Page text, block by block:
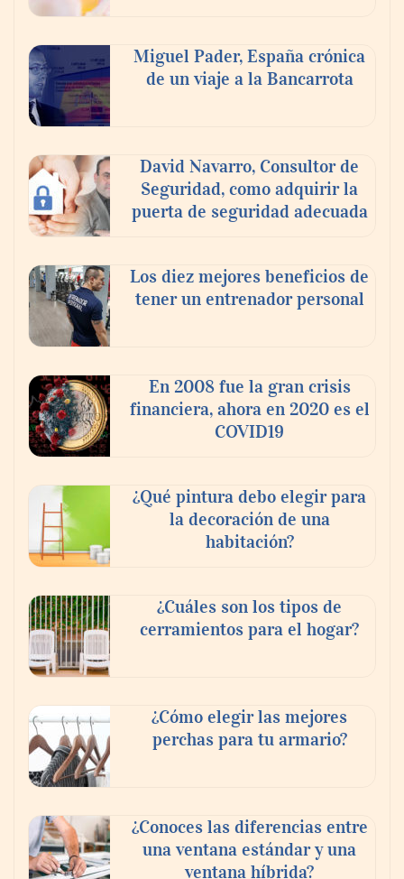
La Red invita a descubrir el Medievo
corriendo
Theriva™ Biologics anuncia que se ha
administrado la primera dosis a un
paciente en el ensayo clínico VIRAGE2 de
Fase IIa
Miguel Pader, España crónica
de un viaje a la Bancarrota
David Navarro, Consultor de
Seguridad, como adquirir la
puerta de seguridad adecuada
Los diez mejores beneficios de
tener un entrenador personal
En 2008 fue la gran crisis
financiera, ahora en 2020 es el
COVID19
¿Qué pintura debo elegir para
la decoración de una
habitación?
¿Cuáles son los tipos de
cerramientos para el hogar?
¿Cómo elegir las mejores
perchas para tu armario?
¿Conoces las diferencias entre
una ventana estándar y una
ventana híbrida?